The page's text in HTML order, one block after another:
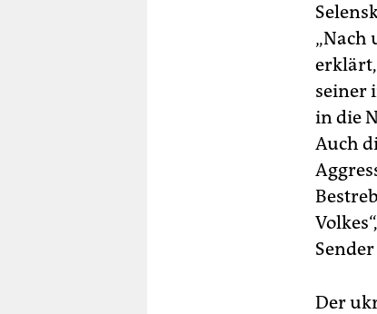
„Nach
erklärt,
seiner
in die
Auch
Sender
Der